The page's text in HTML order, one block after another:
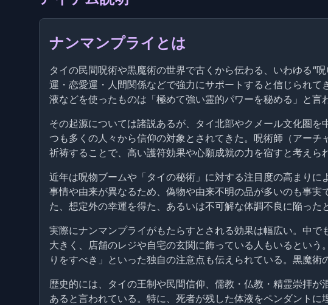
ナンマンプライとは
タイの民間呪術や黒魔術の世界で古くから伝わる、いわゆる“呪
運・恋愛運・人間関係などで強力にサポートすると信じられ
液などを使ったものは「極めて強い霊的パワーを秘める」と言
その起源については諸説あるが、タイ北部やクメール文化圏
つも多くの人々から信仰の対象とされてきた。呪術師（アー
祈祷することで、高い護符効果や心願成就の力を宿すと考えら
近年は呪物ブームや「タイの秘術」に対する注目度の高まり
事情や由来が異なるため、偽物や由来不明の品が多いのも事
た、想定外の幸運を得た、あるいは不可解な体調不良に陥っ
実際にナンマンプライがもたらすとされる効果は幅広い。中で
大きく、店舗のレジや自宅の玄関に飾っている人もいるとい
りをすべき」といった独自の注意点も伝えられている。黒魔
歴史的には、タイの王制や民間信仰、儒教・仏教・精霊崇拝
あると言われている。特に、死者が残した体液をペンダント